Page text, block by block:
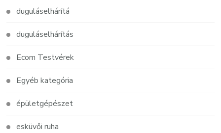
duguláselhárítá
duguláselhárítás
Ecom Testvérek
Egyéb kategória
épületgépészet
esküvői ruha